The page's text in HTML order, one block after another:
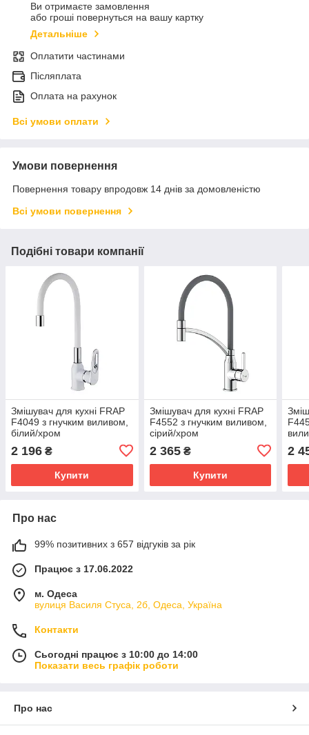
Ви отримаєте замовлення
або гроші повернуться на вашу картку
Детальніше
Оплатити частинами
Післяплата
Оплата на рахунок
Всі умови оплати
Умови повернення
Повернення товару впродовж 14 днів за домовленістю
Всі умови повернення
Подібні товари компанії
Змішувач для кухні FRAP
F4049 з гнучким виливом,
білий/хром
2 196 ₴
Купити
Змішувач для кухні FRAP
F4552 з гнучким виливом,
сірий/хром
2 365₴
Купити
2
Про нас
99% позитивних з 657 відгуків за рік
Працює з 17.06.2022
м. Одеса
вулиця Василя Стуса, 2б, Одеса, Україна
Контакти
Сьогодні працює з 10:00 до 14:00
Показати весь графік роботи
Про нас